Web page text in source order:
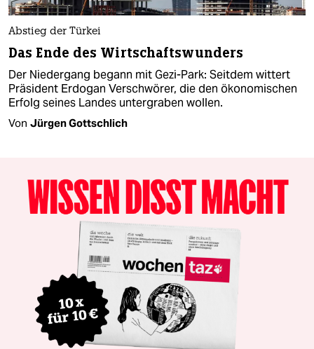
Abstieg der Türkei
Das Ende des Wirtschaftswunders
Der Niedergang begann mit Gezi-Park: Seitdem wittert
Präsident Erdogan Verschwörer, die den ökonomischen
Erfolg seines Landes untergraben wollen.
Von Jürgen Gottschlich